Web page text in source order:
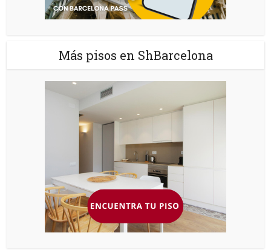
Más pisos en ShBarcelona